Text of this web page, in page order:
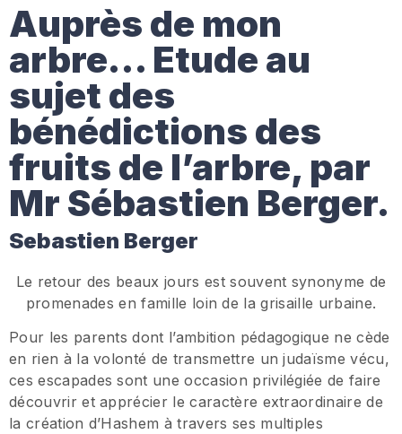
Auprès de mon
arbre… Etude au
sujet des
bénédictions des
fruits de l’arbre, par
Mr Sébastien Berger.
Sebastien Berger
Le retour des beaux jours est souvent synonyme de
promenades en famille loin de la grisaille urbaine.
Pour les parents dont l’ambition pédagogique ne cède
en rien à la volonté de transmettre un judaïsme vécu,
ces escapades sont une occasion privilégiée de faire
découvrir et apprécier le caractère extraordinaire de
la création d’Hashem à travers ses multiples